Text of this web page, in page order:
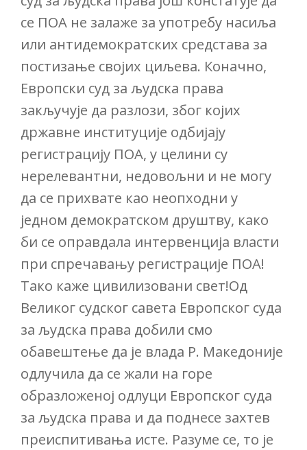
се ПОА не залаже за употребу насиља
или антидемократских средстава за
постизање својих циљева. Коначно,
Европски суд за људска права
закључује да разлози, због којих
државне институције одбијају
регистрацију ПОА, у целини су
нерелевантни, недовољни и не могу
да се прихвате као неопходни у
једном демократском друштву, како
би се оправдала интервенција власти
при спречавању регистрације ПОА!
Тако каже цивилизовани свет!Од
Великог судског савета Европског суда
за људска права добили смо
обавештење да је влада Р. Македоније
одлучила да се жали на горе
образложеној одлуци Европског суда
за људска права и да поднесе захтев
преиспитивања исте. Разуме се, то је